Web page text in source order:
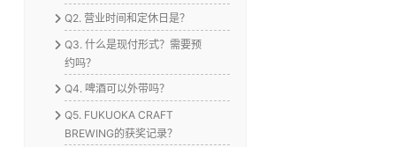
Q2. 营业时间和定休日是？
Q3. 什么是现付形式？需要预
约吗？
Q4. 啤酒可以外带吗？
Q5. FUKUOKA CRAFT
BREWING的获奖记录？